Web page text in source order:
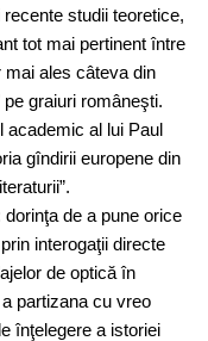
studii teoretice,
tot mai pertinent între
mai ales câteva din
graiuri româneşti.
academic al lui Paul
gîndirii europene din
de a pune orice
interogaţii directe
de optică în
partizana cu vreo
înţelegere a istoriei